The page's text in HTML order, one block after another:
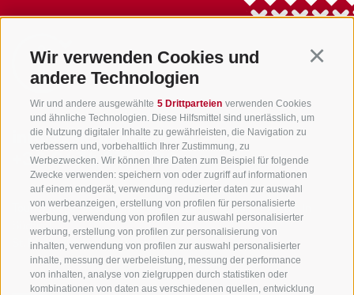
Wir verwenden Cookies und
andere Technologien
Wir und andere ausgewählte 5 Drittparteien verwenden Cookies
und ähnliche Technologien. Diese Hilfsmittel sind unerlässlich, um
die Nutzung digitaler Inhalte zu gewährleisten, die Navigation zu
verbessern und, vorbehaltlich Ihrer Zustimmung, zu
Werbezwecken. Wir können Ihre Daten zum Beispiel für folgende
Zwecke verwenden: speichern von oder zugriff auf informationen
auf einem endgerät, verwendung reduzierter daten zur auswahl
von werbeanzeigen, erstellung von profilen für personalisierte
werbung, verwendung von profilen zur auswahl personalisierter
werbung, erstellung von profilen zur personalisierung von
inhalten, verwendung von profilen zur auswahl personalisierter
inhalte, messung der werbeleistung, messung der performance
von inhalten, analyse von zielgruppen durch statistiken oder
kombinationen von daten aus verschiedenen quellen, entwicklung
info@gsieser-tal.com
+39 0474 978 436
Tourismusgenossenschaft Gsiesertal - Welsberg - Taisten in
Südtirol
St. Martin 10a I-39030 Gsiesertal